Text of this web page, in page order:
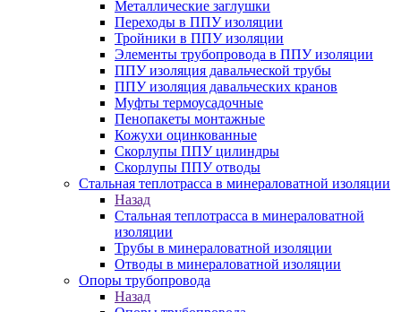
Металлические заглушки
Переходы в ППУ изоляции
Тройники в ППУ изоляции
Элементы трубопровода в ППУ изоляции
ППУ изоляция давальческой трубы
ППУ изоляция давальческих кранов
Муфты термоусадочные
Пенопакеты монтажные
Кожухи оцинкованные
Скорлупы ППУ цилиндры
Скорлупы ППУ отводы
Стальная теплотрасса в минераловатной изоляции
Назад
Стальная теплотрасса в минераловатной
изоляции
Трубы в минераловатной изоляции
Отводы в минераловатной изоляции
Опоры трубопровода
Назад